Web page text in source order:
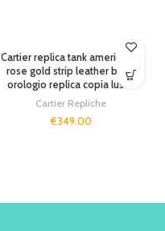
Cartier replica tank americaine
rose gold strip leather black
orologio replica copia lusso
Cartier Repliche
€349.00